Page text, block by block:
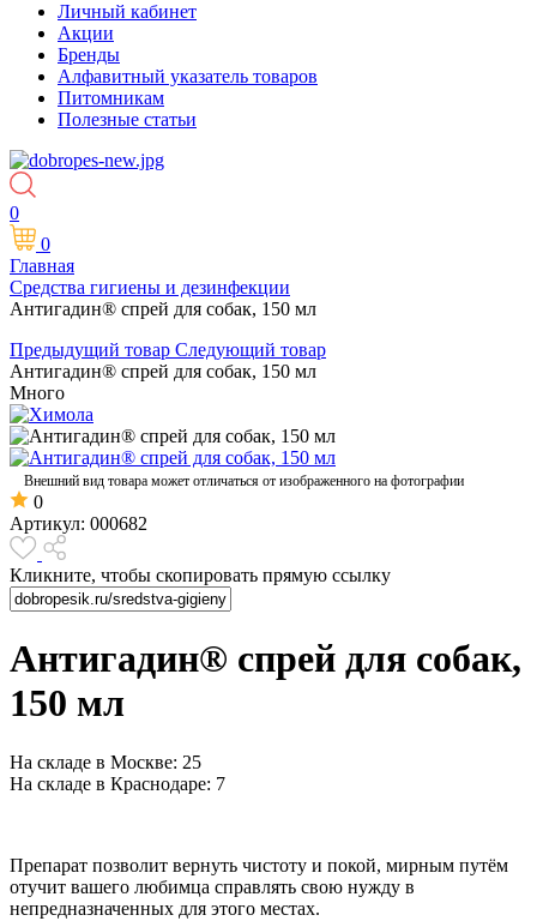
Личный кабинет
Акции
Бренды
Алфавитный указатель товаров
Питомникам
Полезные статьи
0
0
Главная
Средства гигиены и дезинфекции
Антигадин® спрей для собак, 150 мл
Предыдущий товар Следующий товар
Антигадин® спрей для собак, 150 мл
Много
Внешний вид товара может отличаться от изображенного на фотографии
0
Артикул: 000682
Кликните, чтобы скопировать прямую ссылку
Антигадин® спрей для собак,
150 мл
На складе в Москве: 25
На складе в Краснодаре: 7
Препарат позволит вернуть чистоту и покой, мирным путём
отучит вашего любимца справлять свою нужду в
непредназначенных для этого местах.